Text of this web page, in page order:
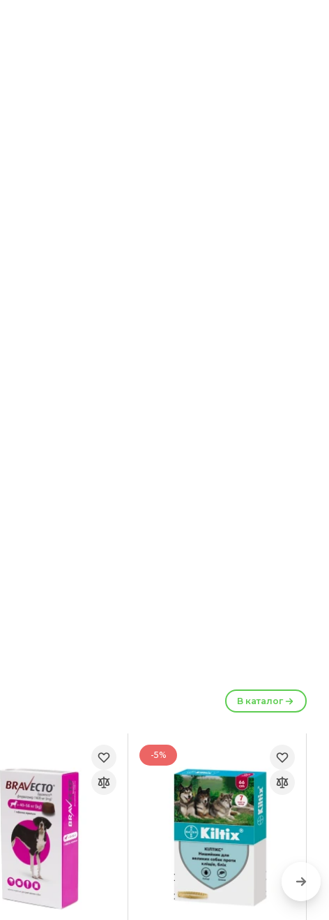
В каталог
-5%